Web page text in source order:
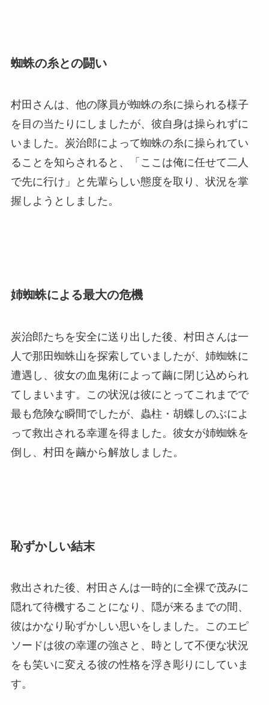
蜘蛛の糸との闘い
村田さんは、他の隊員が蜘蛛の糸に操られる様子
を目の当たりにしましたが、彼自身は操られずに
いました。炭治郎によって蜘蛛の糸に操られてい
ることを知らされると、「ここは俺に任せて二人
で先に行け」と先輩らしい態度を取り、状況を掌
握しようとしました。
姉蜘蛛による最大の危機
炭治郎たちを安全に送り出した後、村田さんは一
人で那田蜘蛛山を探索していましたが、姉蜘蛛に
遭遇し、彼女の血鬼術によって繭に閉じ込められ
てしまいます。この状況は彼にとってこれまでで
最も危険な瞬間でしたが、蟲柱・胡蝶しのぶによ
って救出される幸運を得ました。彼女が姉蜘蛛を
倒し、村田を繭から解放しました。
恥ずかしい結末
救出された後、村田さんは一時的に全裸で茂みに
隠れて待機することになり、隠が来るまでの間、
彼はかなり恥ずかしい思いをしました。このエピ
ソードは彼の幸運の強さと、時として不便な状況
をも笑いに変える彼の性格を浮き彫りにしていま
す。